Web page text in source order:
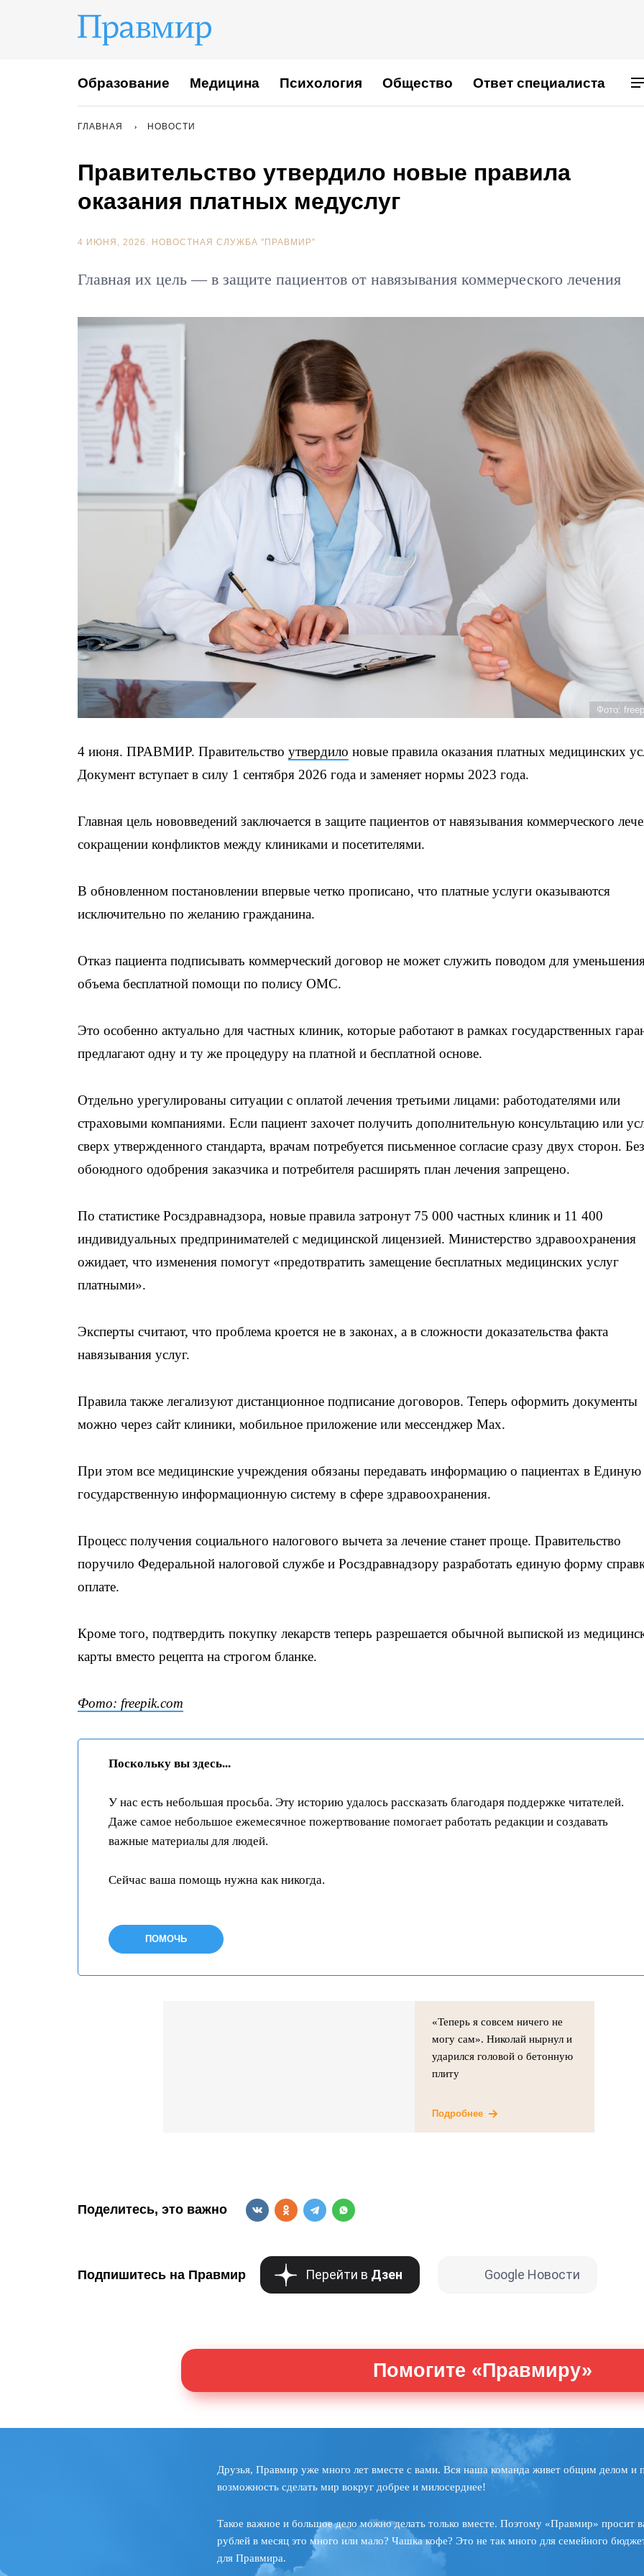
Образование Медицина Психология Общество Ответ специалиста
ГЛАВНАЯ НОВОСТИ
Правительство утвердило новые правила
оказания платных медуслуг
4 ИЮНЯ, 2026. НОВОСТНАЯ СЛУЖБА "ПРАВМИР"
Главная их цель — в защите пациентов от навязывания коммерческого лечения
Фото:
4 июня. ПРАВМИР. Правительство утвердило новые правила оказания платных медицинских
Документ вступает в силу 1 сентября 2026 года и заменяет нормы 2023 года.
Главная цель нововведений заключается в защите пациентов от навязывания коммерческого
сокращении конфликтов между клиниками и посетителями.
В обновленном постановлении впервые четко прописано, что платные услуги оказываются
исключительно по желанию гражданина.
Отказ пациента подписывать коммерческий договор не может служить поводом для
объема бесплатной помощи по полису ОМС.
Это особенно актуально для частных клиник, которые работают в рамках государственных
предлагают одну и ту же процедуру на платной и бесплатной основе.
Отдельно урегулированы ситуации с оплатой лечения третьими лицами: работодателями или
страховыми компаниями. Если пациент захочет получить дополнительную консультацию или
сверх утвержденного стандарта, врачам потребуется письменное согласие сразу двух сторон. Без
обоюдного одобрения заказчика и потребителя расширять план лечения запрещено.
По статистике Росздравнадзора, новые правила затронут 75 000 частных клиник и 11 400
индивидуальных предпринимателей с медицинской лицензией. Министерство здравоохранения
ожидает, что изменения помогут «предотвратить замещение бесплатных медицинских услуг
платными».
Эксперты считают, что проблема кроется не в законах, а в сложности доказательства факта
навязывания услуг.
Правила также легализуют дистанционное подписание договоров. Теперь оформить документы
можно через сайт клиники, мобильное приложение или мессенджер Max.
При этом все медицинские учреждения обязаны передавать информацию о пациентах в Единую
государственную информационную систему в сфере здравоохранения.
Процесс получения социального налогового вычета за лечение станет проще. Правительство
поручило Федеральной налоговой службе и Росздравнадзору разработать единую форму
оплате.
Кроме того, подтвердить покупку лекарств теперь разрешается обычной выпиской из
карты вместо рецепта на строгом бланке.
Фото: freepik.com
Поскольку вы здесь...
У нас есть небольшая просьба. Эту историю удалось рассказать благодаря поддержке читателей.
Даже самое небольшое ежемесячное пожертвование помогает работать редакции и создавать
важные материалы для людей.
Сейчас ваша помощь нужна как никогда.
ПОМОЧЬ
«Теперь я совсем ничего не
могу сам». Николай нырнул и
ударился головой о бетонную
плиту
Подробнее
Поделитесь, это важно
Подпишитесь на Правмир Перейти в Дзен Google Новости
Помогите «Правмиру»
Друзья, Правмир уже много лет вместе с вами. Вся наша команда живет общим делом и
возможность сделать мир вокруг добрее и милосерднее!
Такое важное и большое дело можно делать только вместе. Поэтому «Правмир» просит
рублей в месяц это много или мало? Чашка кофе? Это не так много для семейного
для Правмира.